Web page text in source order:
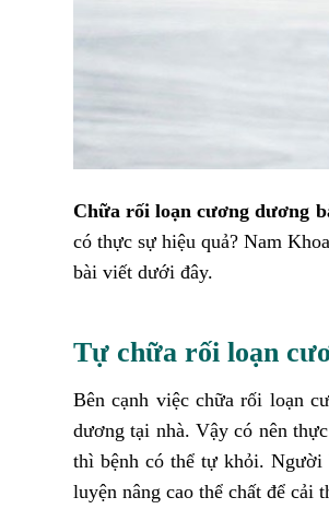
Chữa rối loạn cương dương
có thực sự hiệu quả? Nam
bài viết dưới đây.
Tự chữa rối loạn
Bên cạnh việc chữa rối loạn
dương tại nhà. Vậy có nên
thì bệnh có thể tự khỏi. Người
luyện nâng cao thể chất để cải